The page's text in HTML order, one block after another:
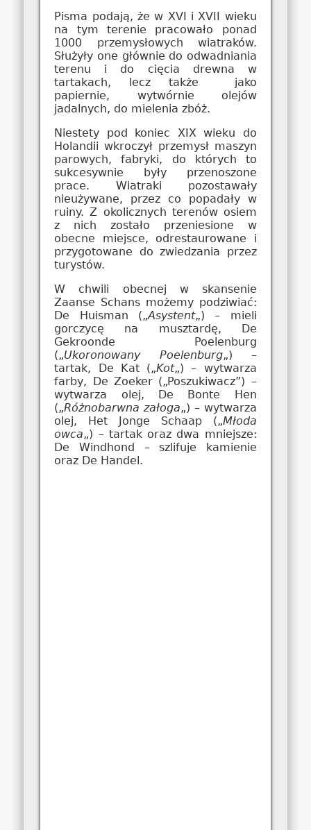
Pisma podają, że w XVI i XVII wieku
na tym terenie pracowało ponad
1000 przemysłowych wiatraków.
Służyły one głównie do odwadniania
terenu i do cięcia drewna w
tartakach, lecz także jako
papiernie, wytwórnie olejów
jadalnych, do mielenia zbóż.
Niestety pod koniec XIX wieku do
Holandii wkroczył przemysł maszyn
parowych, fabryki, do których to
sukcesywnie były przenoszone
prace. Wiatraki pozostawały
nieużywane, przez co popadały w
ruiny. Z okolicznych terenów osiem
z nich zostało przeniesione w
obecne miejsce, odrestaurowane i
przygotowane do zwiedzania przez
turystów.
W chwili obecnej w skansenie
Zaanse Schans możemy podziwiać:
De Huisman („Asystent„) – mieli
gorczycę na musztardę, De
Gekroonde Poelenburg
(„Ukoronowany Poelenburg„) –
tartak, De Kat („Kot„) – wytwarza
farby, De Zoeker („Poszukiwacz”) –
wytwarza olej, De Bonte Hen
(„Różnobarwna załoga„) – wytwarza
olej, Het Jonge Schaap („Młoda
owca„) – tartak oraz dwa mniejsze:
De Windhond – szlifuje kamienie
oraz De Handel.